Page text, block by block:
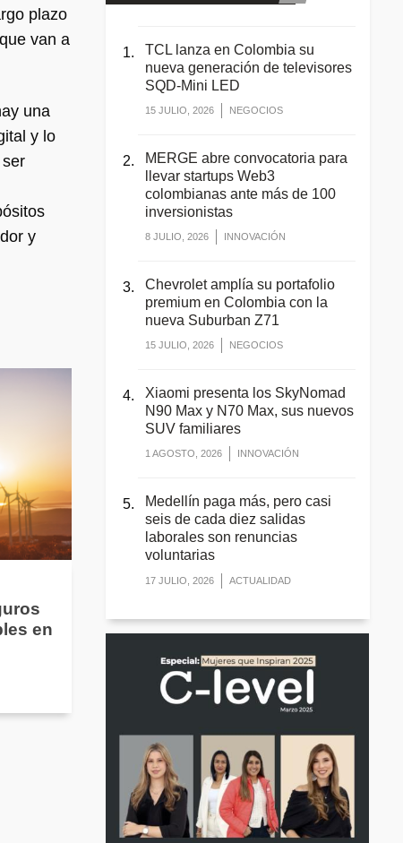
plazo
van a
una
y lo
y
en
TCL lanza en Colombia su
nueva generación de televisores
SQD-Mini LED
15 JULIO, 2026 NEGOCIOS
MERGE abre convocatoria para
llevar startups Web3
colombianas ante más de 100
inversionistas
8 JULIO, 2026 INNOVACIÓN
Chevrolet amplía su portafolio
premium en Colombia con la
nueva Suburban Z71
15 JULIO, 2026 NEGOCIOS
Xiaomi presenta los SkyNomad
N90 Max y N70 Max, sus nuevos
SUV familiares
1 AGOSTO, 2026 INNOVACIÓN
Medellín paga más, pero casi
seis de cada diez salidas
laborales son renuncias
voluntarias
17 JULIO, 2026 ACTUALIDAD